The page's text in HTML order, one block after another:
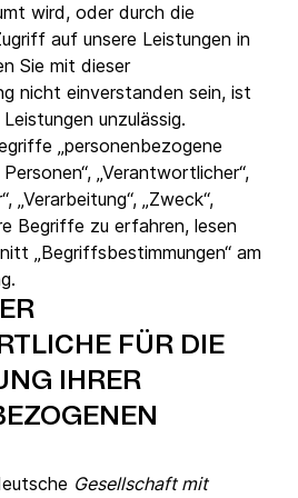
wird, oder durch die
auf unsere Leistungen in
Sie mit dieser
nicht einverstanden sein, ist
unzulässig.
„personenbezogene
„Verantwortlicher“,
„Verarbeitung“, „Zweck“,
Begriffe zu erfahren, lesen
„Begriffsbestimmungen“ am
FÜR DIE
IHRER
Gesellschaft mit